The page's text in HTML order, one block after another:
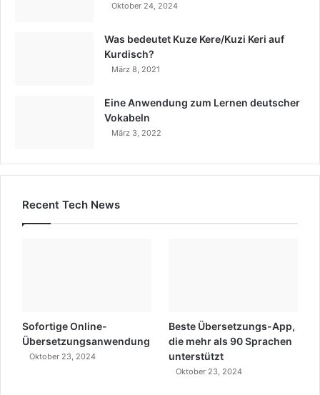
Oktober 24, 2024
Was bedeutet Kuze Kere/Kuzi Keri auf
Kurdisch?
März 8, 2021
Eine Anwendung zum Lernen deutscher
Vokabeln
März 3, 2022
Recent Tech News
Sofortige Online-
Übersetzungsanwendung
Oktober 23, 2024
Beste Übersetzungs-App,
die mehr als 90 Sprachen
unterstützt
Oktober 23, 2024